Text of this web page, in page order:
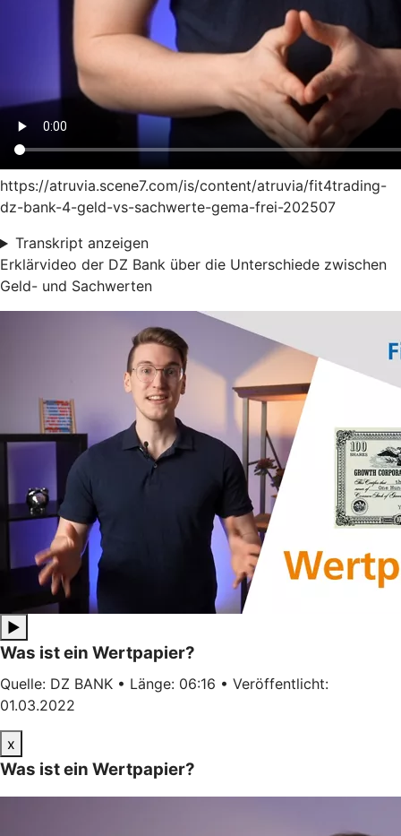
https://atruvia.scene7.com/is/content/atruvia/fit4trading-
dz-bank-4-geld-vs-sachwerte-gema-frei-202507
Transkript anzeigen
Erklärvideo der DZ Bank über die Unterschiede zwischen
Geld- und Sachwerten
▶
Was ist ein Wertpapier?
Quelle: DZ BANK • Länge: 06:16 • Veröffentlicht:
01.03.2022
x
Was ist ein Wertpapier?